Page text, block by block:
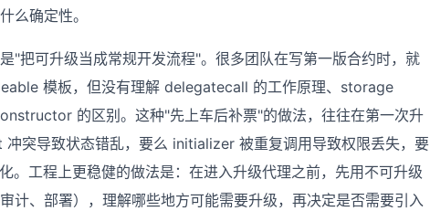
么确定性。
"把可升级当成常规开发流程"。很多团队在写第一版合约时，就
模板，但没有理解 delegatecall 的工作原理、storage
的区别。这种"先上车后补票"的做法，往往在第一次升
突导致状态错乱，要么 initializer 被重复调用导致权限丢失，要
工程上更稳健的做法是：在进入升级代理之前，先用不可升级
计、部署），理解哪些地方可能需要升级，再决定是否需要引入